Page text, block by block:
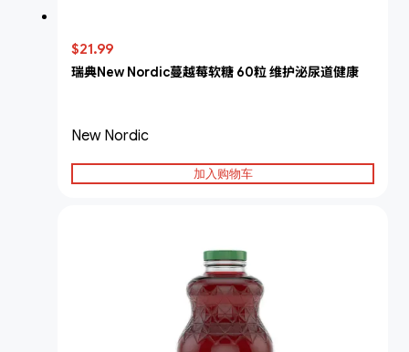
$21.99
瑞典New Nordic蔓越莓软糖 60粒 维护泌尿道健康
New Nordic
加入购物车